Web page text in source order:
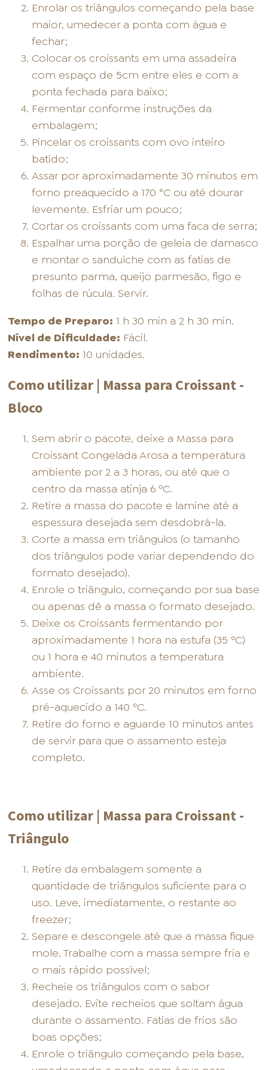
Enrolar os triângulos começando pela base
maior, umedecer a ponta com água e
fechar;
Colocar os croissants em uma assadeira
com espaço de 5cm entre eles e com a
ponta fechada para baixo;
Fermentar conforme instruções da
embalagem;
Pincelar os croissants com ovo inteiro
batido;
Assar por aproximadamente 30 minutos em
forno preaquecido a 170 °C ou até dourar
levemente. Esfriar um pouco;
Cortar os croissants com uma faca de serra;
Espalhar uma porção de geleia de damasco
e montar o sanduíche com as fatias de
presunto parma, queijo parmesão, figo e
folhas de rúcula. Servir.
Tempo de Preparo: 1 h 30 min a 2 h 30 min.
Nível de Dificuldade: Fácil.
Rendimento: 10 unidades.
Como utilizar | Massa para Croissant -
Bloco
Sem abrir o pacote, deixe a Massa para
Croissant Congelada Arosa a temperatura
ambiente por 2 a 3 horas, ou até que o
centro da massa atinja 6 ºC.
Retire a massa do pacote e lamine até a
espessura desejada sem desdobrá-la.
Corte a massa em triângulos (o tamanho
dos triângulos pode variar dependendo do
formato desejado).
Enrole o triângulo, começando por sua base
ou apenas dê a massa o formato desejado.
Deixe os Croissants fermentando por
aproximadamente 1 hora na estufa (35 ºC)
ou 1 hora e 40 minutos a temperatura
ambiente.
Asse os Croissants por 20 minutos em forno
pré-aquecido a 140 ºC.
Retire do forno e aguarde 10 minutos antes
de servir para que o assamento esteja
completo.
Como utilizar | Massa para Croissant -
Triângulo
Retire da embalagem somente a
quantidade de triângulos suficiente para o
uso. Leve, imediatamente, o restante ao
freezer;
Separe e descongele até que a massa fique
mole. Trabalhe com a massa sempre fria e
o mais rápido possível;
Recheie os triângulos com o sabor
desejado. Evite recheios que soltam água
durante o assamento. Fatias de frios são
boas opções;
Enrole o triângulo começando pela base,